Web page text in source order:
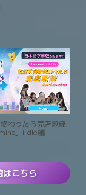
終わったら売店歌謡
」i-dle編
はこちら